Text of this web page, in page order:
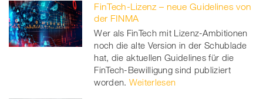
FinTech-Lizenz – neue Guidelines von
der FINMA
Wer als FinTech mit Lizenz-Ambitionen
noch die alte Version in der Schublade
hat, die aktuellen Guidelines für die
FinTech-Bewilligung sind publiziert
worden. Weiterlesen